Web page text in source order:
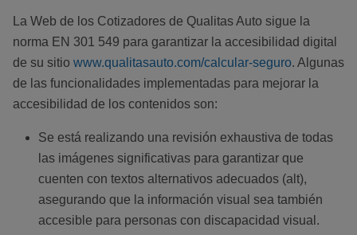
La Web de los Cotizadores de Qualitas Auto sigue la
norma EN 301 549 para garantizar la accesibilidad digital
de su sitio www.qualitasauto.com/calcular-seguro. Algunas
de las funcionalidades implementadas para mejorar la
accesibilidad de los contenidos son:
Se está realizando una revisión exhaustiva de todas
las imágenes significativas para garantizar que
cuenten con textos alternativos adecuados (alt),
asegurando que la información visual sea también
accesible para personas con discapacidad visual.